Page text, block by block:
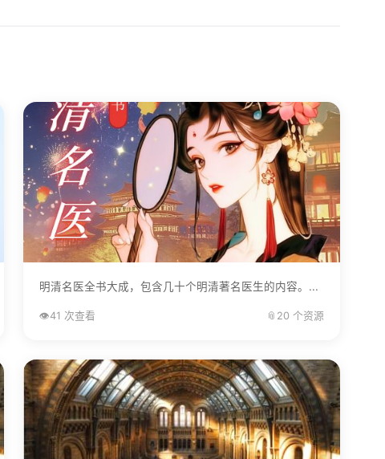
明清名医全书大成，包含几十个明清著名医生的内容。...
👁️41 次查看 📎 20 个资源